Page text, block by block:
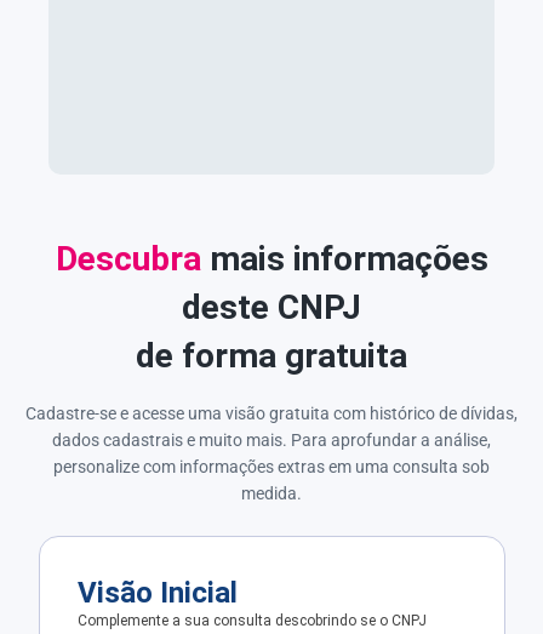
Descubramais informações
deste CNPJ
de forma gratuita
Cadastre-se e acesse uma visão gratuita com histórico de dívidas,
dados cadastrais e muito mais. Para aprofundar a análise,
personalize com informações extras em uma consulta sob
medida.
Visão Inicial
Complemente a sua consulta descobrindo se o CNPJ